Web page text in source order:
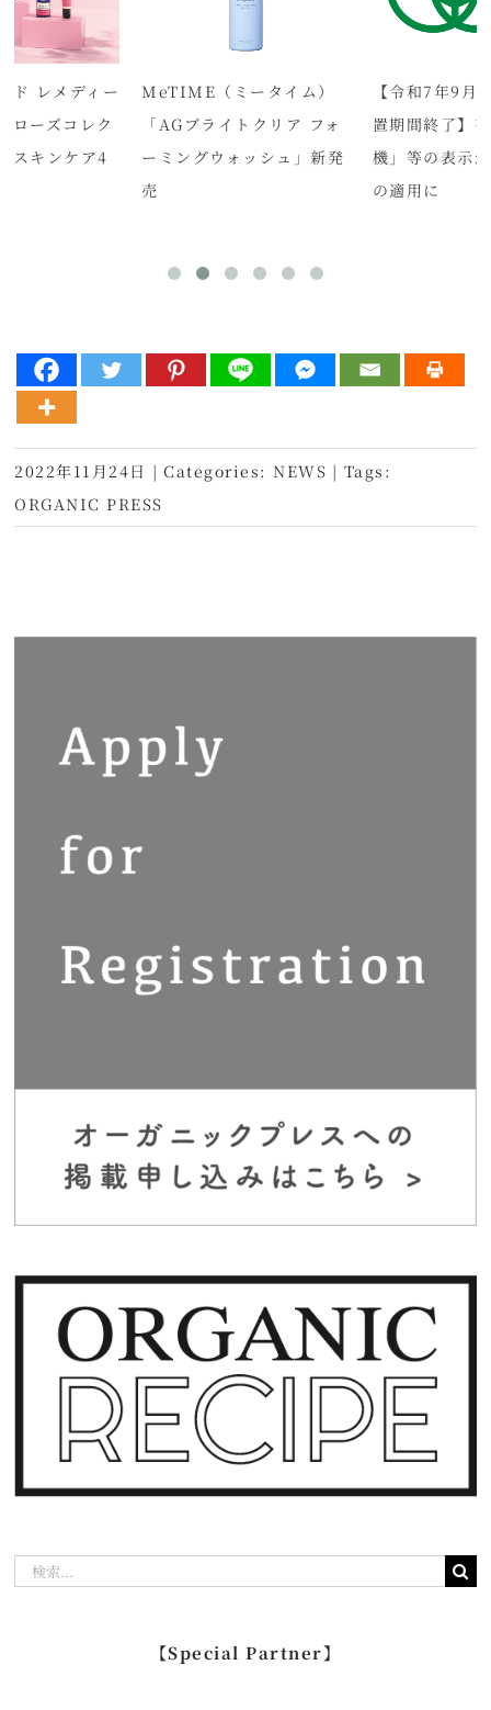
ド レメディー
ローズコレク
スキンケア4
MeTIME（ミータイム）
「AGブライトクリア フォ
ーミングウォッシュ」新発
売
【令和7年9月
置期間終了】
機」等の表示
の適用に
2022年11月24日 | Categories:NEWS | Tags:
ORGANIC PRESS
【Special Partner】